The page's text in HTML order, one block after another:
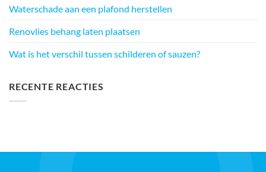
Waterschade aan een plafond herstellen
Renovlies behang laten plaatsen
Wat is het verschil tussen schilderen of sauzen?
RECENTE REACTIES